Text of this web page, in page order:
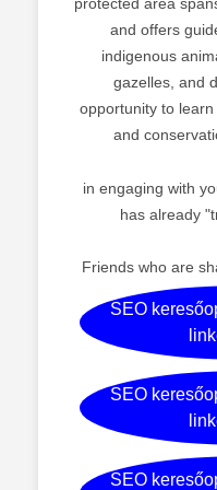
and offers
indigenous
gazelles, and
opportunity to
and
in engaging with
has already
Friends who are
SEO
SEO
SEO